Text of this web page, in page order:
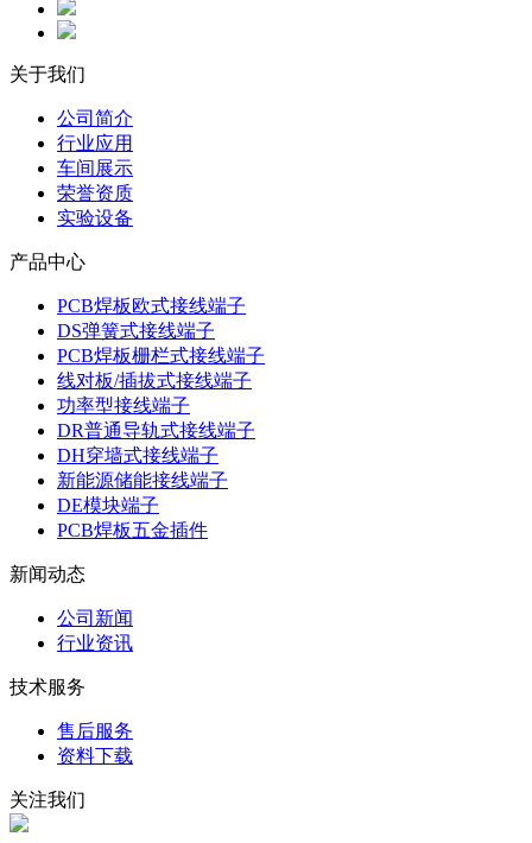
关于我们
公司简介
行业应用
车间展示
荣誉资质
实验设备
产品中心
PCB焊板欧式接线端子
DS弹簧式接线端子
PCB焊板栅栏式接线端子
线对板/插拔式接线端子
功率型接线端子
DR普通导轨式接线端子
DH穿墙式接线端子
新能源储能接线端子
DE模块端子
PCB焊板五金插件
新闻动态
公司新闻
行业资讯
技术服务
售后服务
资料下载
关注我们